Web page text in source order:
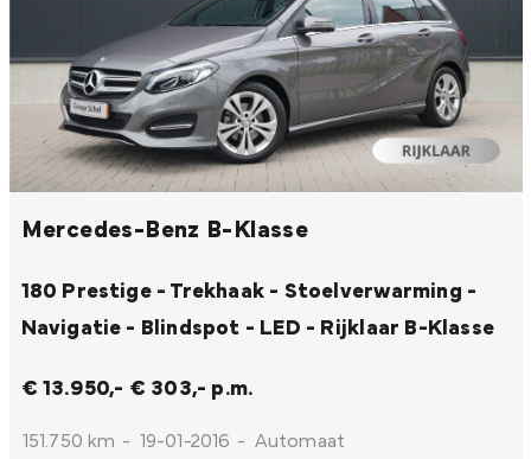
Mercedes-Benz B-Klasse
180 Prestige - Trekhaak - Stoelverwarming -
Navigatie - Blindspot - LED - Rijklaar B-Klasse
€ 13.950,- € 303,- p.m.
151.750 km - 19-01-2016 - Automaat